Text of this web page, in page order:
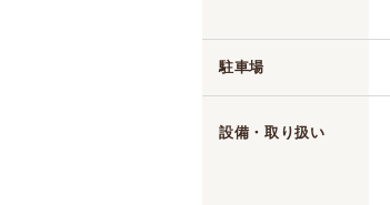
駐車場
設備・取り扱い